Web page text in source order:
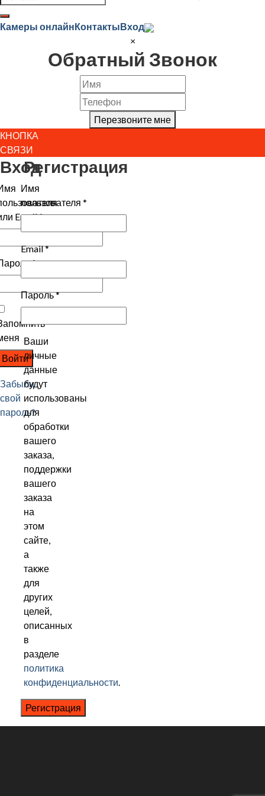
Камеры онлайнКонтактыВход
×
Обратный Звонок
Перезвоните мне
КНОПКА
СВЯЗИ
Вход
Email*
*
Войти
Забыли
свой
пароль?
Регистрация
Имя
пользователя *
Email*
Пароль*
Ваши
личные
данные
будут
использованы
для
обработки
вашего
заказа,
поддержки
вашего
заказа
на
этом
сайте,
а
также
для
других
целей,
описанных
в
разделе
политика
конфиденциальности.
Регистрация